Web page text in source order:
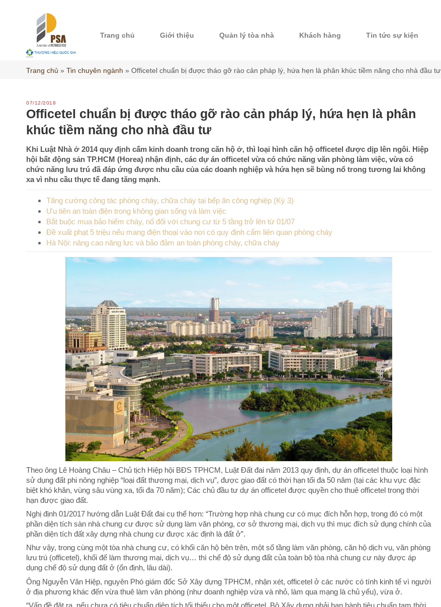
Trang chủ Giới thiệu Quản lý tòa nhà Khách hàng Tin tức sự kiện
Trang chủ » Tin chuyên ngành » Officetel chuẩn bị được tháo gỡ rào cản pháp lý, hứa hẹn là phân khúc tiềm năng cho nhà đầu tư
07/12/2018
Officetel chuẩn bị được tháo gỡ rào cản pháp lý, hứa hẹn là phân
khúc tiềm năng cho nhà đầu tư
Khi Luật Nhà ở 2014 quy định cấm kinh doanh trong căn hộ ở, thì loại hình căn hộ officetel được dịp lên ngôi. Hiệp
hội bất động sản TP.HCM (Horea) nhận định, các dự án officetel vừa có chức năng văn phòng làm việc, vừa có
chức năng lưu trú đã đáp ứng được nhu cầu của các doanh nghiệp và hứa hẹn sẽ bùng nổ trong tương lai không
xa vì nhu cầu thực tế đang tăng mạnh.
Tăng cường công tác phòng cháy, chữa cháy tại bếp ăn công nghiệp (Kỳ 3)
Ưu tiên an toàn điện trong không gian sống và làm việc
Bắt buộc mua bảo hiểm cháy, nổ đối với chung cư từ 5 tầng trở lên từ 01/07
Đề xuất phạt 5 triệu nếu mang điện thoại vào nơi có quy định cấm liên quan phòng cháy
Hà Nội: nâng cao năng lực và bảo đảm an toàn phòng cháy, chữa cháy
Theo ông Lê Hoàng Châu – Chủ tịch Hiệp hội BĐS TPHCM, Luật Đất đai năm 2013 quy định, dự án officetel thuộc loại hình
sử dụng đất phi nông nghiệp “loại đất thương mại, dịch vụ”, được giao đất có thời hạn tối đa 50 năm (tại các khu vực đặc
biệt khó khăn, vùng sâu vùng xa, tối đa 70 năm); Các chủ đầu tư dự án officetel được quyền cho thuê officetel trong thời
hạn được giao đất.
Nghị định 01/2017 hướng dẫn Luật Đất đai cụ thể hơn: “Trường hợp nhà chung cư có mục đích hỗn hợp, trong đó có một
phần diện tích sàn nhà chung cư được sử dụng làm văn phòng, cơ sở thương mại, dịch vụ thì mục đích sử dụng chính của
phần diện tích đất xây dựng nhà chung cư được xác định là đất ở”.
Như vậy, trong cùng một tòa nhà chung cư, có khối căn hộ bên trên, một số tầng làm văn phòng, căn hộ dịch vụ, văn phòng
lưu trú (officetel), khối đế làm thương mại, dịch vụ… thì chế độ sử dụng đất của toàn bộ tòa nhà chung cư này được áp
dụng chế độ sử dụng đất ở (ổn định, lâu dài).
Ông Nguyễn Văn Hiệp, nguyên Phó giám đốc Sở Xây dựng TPHCM, nhận xét, officetel ở các nước có tính kinh tế vì người
ở địa phương khác đến vừa thuê làm văn phòng (như doanh nghiệp vừa và nhỏ, làm qua mạng là chủ yếu), vừa ở.
“Vấn đề đặt ra, nếu chưa có tiêu chuẩn diện tích tối thiểu cho một officetel, Bộ Xây dựng phải ban hành tiêu chuẩn tạm thời